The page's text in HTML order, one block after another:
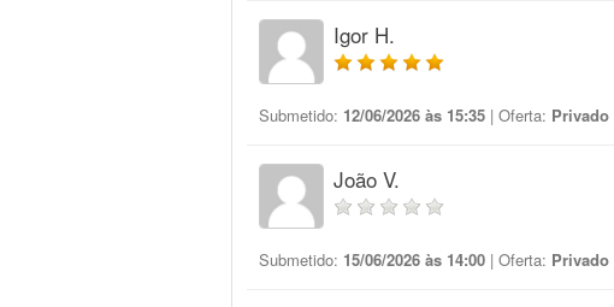
Igor H.
Submetido: 12/06/2026 às 15:35 | Oferta: Privado
João V.
Submetido: 15/06/2026 às 14:00 | Oferta: Privado